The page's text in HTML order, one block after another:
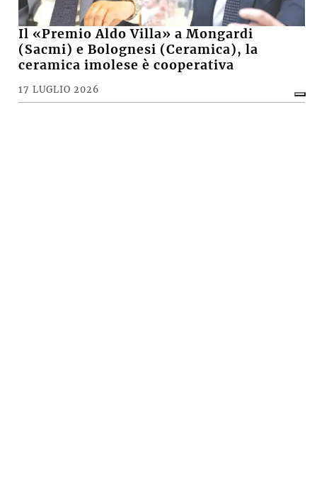
Il «Premio Aldo Villa» a Mongardi
(Sacmi) e Bolognesi (Ceramica), la
ceramica imolese è cooperativa
17 LUGLIO 2026